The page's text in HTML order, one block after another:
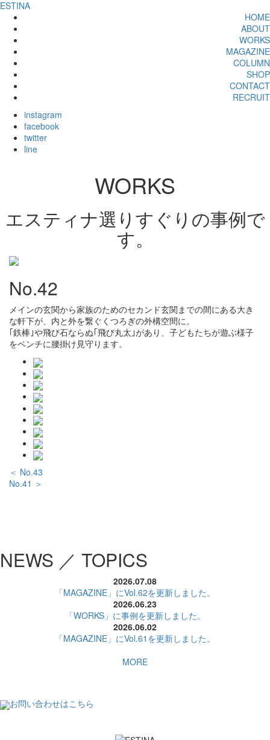
ESTINA
HOME
ABOUT
WORKS
MAGAZINE
COLUMN
SHOP
CONTACT
RECRUIT
instagram
facebook
twitter
line
WORKS
エスティナ選りすぐりの事例で
す。
No.42
メインの玄関から家族のためのセカンド玄関までの間にある大き
な軒下が、内と外を繋ぐくつろぎの外構空間に。
｢鉄棒｣や飛び石ならぬ｢飛び丸太｣があり、子どもたちが遊ぶ様子
をベンチに腰掛け見守ります。
＜ No.43
No.41 ＞
NEWS ／ TOPICS
2026.07.08
「MAGAZINE」にVol.62を更新しました。
2026.06.23
「WORKS」に事例を更新しました。
2026.06.02
「MAGAZINE」にVol.61を更新しました。
MORE
お問い合わせはこちら